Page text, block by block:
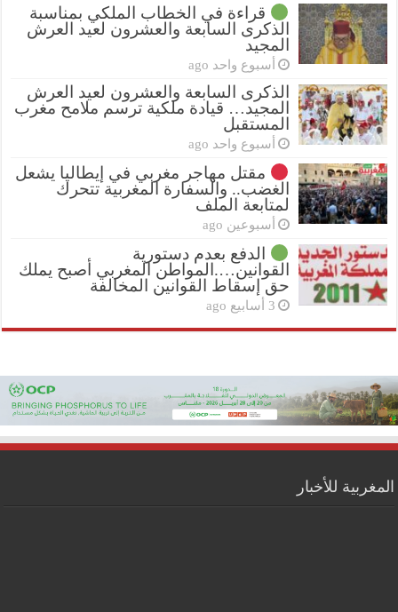
قراءة في الخطاب الملكي بمناسبة
الذكرى السابعة والعشرون لعيد العرش
المجيد
أسبوع واحد ago
الذكرى السابعة والعشرون لعيد العرش
المجيد… قيادة ملكية ترسم ملامح مغرب
المستقبل
أسبوع واحد ago
مقتل مهاجر مغربي في إيطاليا يشعل
الغضب.. والسفارة المغربية تتحرك
لمتابعة الملف
أسبوعين ago
الدفع بعدم دستورية
القوانين….المواطن المغربي أصبح يملك
حق إسقاط القوانين المخالفة
3 أسابيع ago
المغربية للأخبار